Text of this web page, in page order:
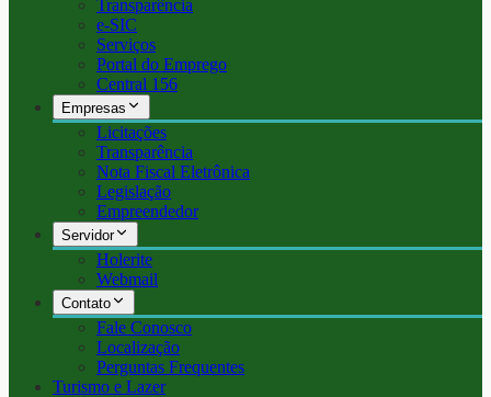
Transparência
e-SIC
Serviços
Portal do Emprego
Central 156
Empresas
Licitações
Transparência
Nota Fiscal Eletrônica
Legislação
Empreendedor
Servidor
Holerite
Webmail
Contato
Fale Conosco
Localização
Perguntas Frequentes
Turismo e Lazer